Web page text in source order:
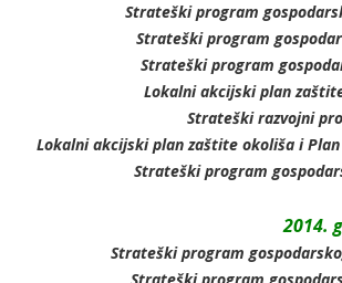
Strateški program
Strateški program
Strateški program
Lokalni akcijski plan
Strateški razvojni
Lokalni akcijski plan zaštite okoliša i
Strateški program
2014.
Strateški program